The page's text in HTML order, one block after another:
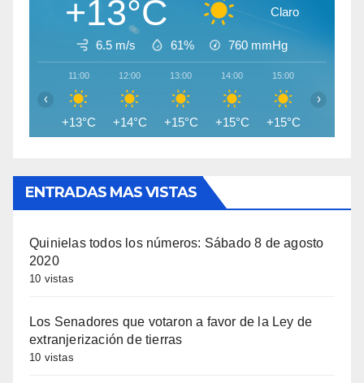
+13°C Claro
6.5 m/s 61% 760 mmHg
11:00
+13°C
12:00
+14°C
13:00
+15°C
14:00
+15°C
15:00
+15°C
‹ ›
ENTRADAS MAS VISTAS
Quinielas todos los números: Sábado 8 de agosto
2020
10 vistas
Los Senadores que votaron a favor de la Ley de
extranjerización de tierras
10 vistas